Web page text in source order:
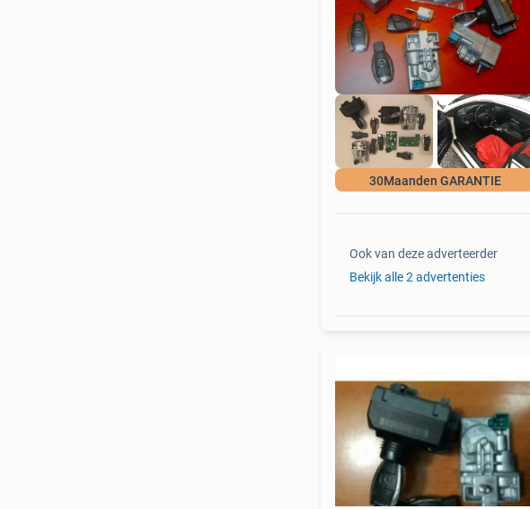
30Maanden GARANTIE
Ook van deze adverteerder
Bekijk alle 2 advertenties